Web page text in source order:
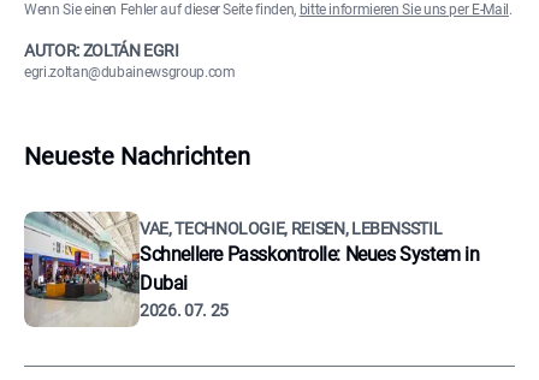
Wenn Sie einen Fehler auf dieser Seite finden, bitte informieren Sie uns per E-Mail .
AUTOR: ZOLTÁN EGRI
egri.zoltan@dubainewsgroup.com
Neueste Nachrichten
VAE, TECHNOLOGIE, REISEN, LEBENSSTIL
Schnellere Passkontrolle: Neues System in
Dubai
2026. 07. 25